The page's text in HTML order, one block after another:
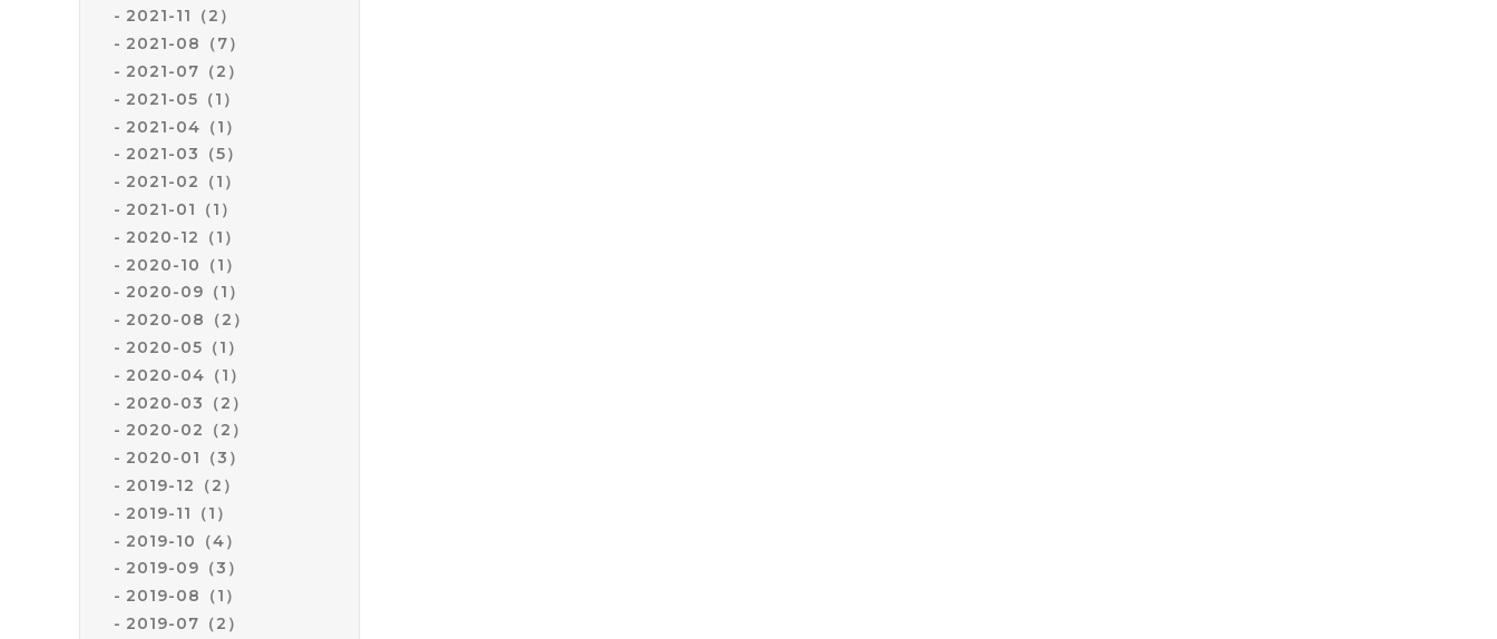
2021-11（2）
2021-08（7）
2021-07（2）
2021-05（1）
2021-04（1）
2021-03（5）
2021-02（1）
2021-01（1）
2020-12（1）
2020-10（1）
2020-09（1）
2020-08（2）
2020-05（1）
2020-04（1）
2020-03（2）
2020-02（2）
2020-01（3）
2019-12（2）
2019-11（1）
2019-10（4）
2019-09（3）
2019-08（1）
2019-07（2）